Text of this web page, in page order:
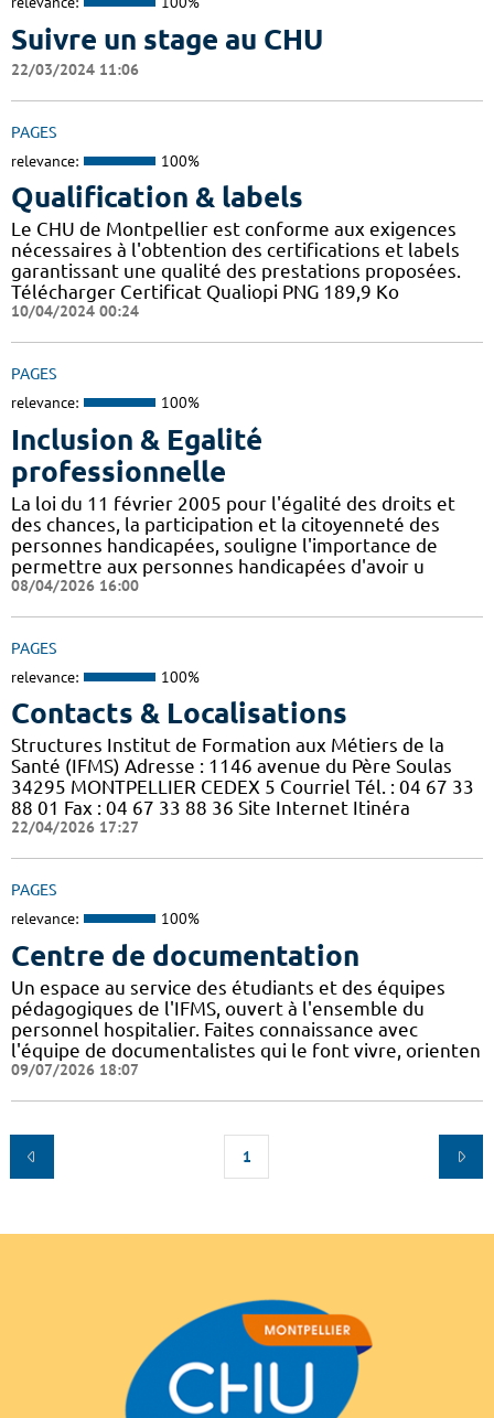
Suivre un stage au CHU
22/03/2024 11:06
PAGES
relevance: 100%
Qualification & labels
Le CHU de Montpellier est conforme aux exigences
nécessaires à l'obtention des certifications et labels
garantissant une qualité des prestations proposées.
Télécharger Certificat Qualiopi PNG 189,9 Ko
10/04/2024 00:24
PAGES
relevance: 100%
Inclusion & Egalité
professionnelle
La loi du 11 février 2005 pour l'égalité des droits et
des chances, la participation et la citoyenneté des
personnes handicapées, souligne l'importance de
permettre aux personnes handicapées d'avoir u
08/04/2026 16:00
PAGES
relevance: 100%
Contacts & Localisations
Structures Institut de Formation aux Métiers de la
Santé (IFMS) Adresse : 1146 avenue du Père Soulas
34295 MONTPELLIER CEDEX 5 Courriel Tél. : 04 67 33
88 01 Fax : 04 67 33 88 36 Site Internet Itinéra
22/04/2026 17:27
PAGES
relevance: 100%
Centre de documentation
Un espace au service des étudiants et des équipes
pédagogiques de l'IFMS, ouvert à l'ensemble du
personnel hospitalier. Faites connaissance avec
l'équipe de documentalistes qui le font vivre, orienten
09/07/2026 18:07
1